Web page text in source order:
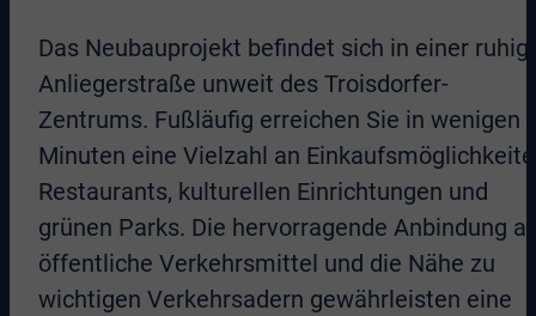
Das Neubauprojekt befindet sich in einer
Anliegerstraße unweit des Troisdorfer-
Zentrums. Fußläufig erreichen Sie in wenigen
Minuten eine Vielzahl an
Restaurants, kulturellen Einrichtungen und
grünen Parks. Die hervorragende Anbindung
öffentliche Verkehrsmittel und die Nähe zu
wichtigen Verkehrsadern gewährleisten eine